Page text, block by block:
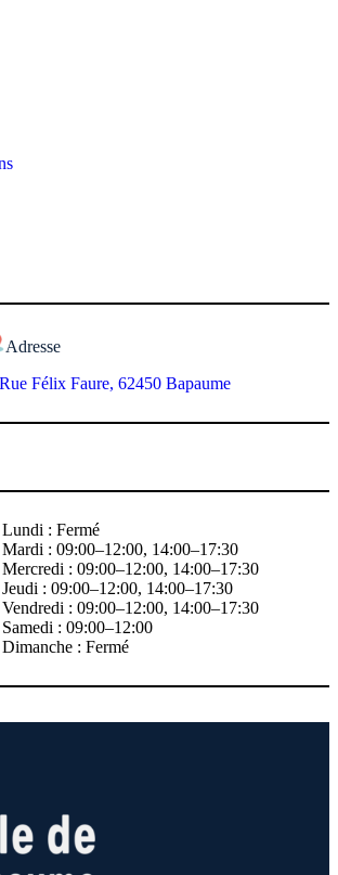
Adresse
Félix Faure, 62450 Bapaume
Lundi : Fermé
Mardi : 09:00–12:00, 14:00–17:30
Mercredi : 09:00–12:00, 14:00–17:30
Jeudi : 09:00–12:00, 14:00–17:30
Vendredi : 09:00–12:00, 14:00–17:30
Samedi : 09:00–12:00
Dimanche : Fermé